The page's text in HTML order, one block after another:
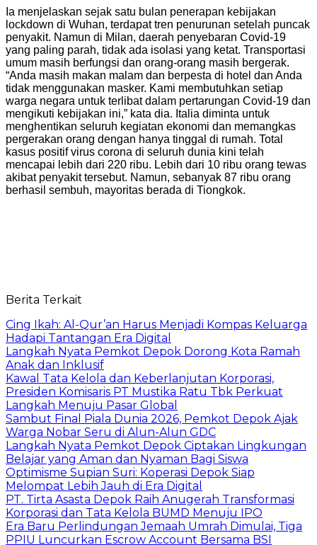
Ia menjelaskan sejak satu bulan penerapan kebijakan
lockdown di Wuhan, terdapat tren penurunan setelah puncak
penyakit. Namun di Milan, daerah penyebaran Covid-19
yang paling parah, tidak ada isolasi yang ketat. Transportasi
umum masih berfungsi dan orang-orang masih bergerak.
“Anda masih makan malam dan berpesta di hotel dan Anda
tidak menggunakan masker. Kami membutuhkan setiap
warga negara untuk terlibat dalam pertarungan Covid-19 dan
mengikuti kebijakan ini,” kata dia. Italia diminta untuk
menghentikan seluruh kegiatan ekonomi dan memangkas
pergerakan orang dengan hanya tinggal di rumah. Total
kasus positif virus corona di seluruh dunia kini telah
mencapai lebih dari 220 ribu. Lebih dari 10 ribu orang tewas
akibat penyakit tersebut. Namun, sebanyak 87 ribu orang
berhasil sembuh, mayoritas berada di Tiongkok.
Berita Terkait
Cing Ikah: Al-Qur’an Harus Menjadi Kompas Keluarga
Hadapi Tantangan Era Digital
Langkah Nyata Pemkot Depok Dorong Kota Ramah
Anak dan Inklusif
Kawal Tata Kelola dan Keberlanjutan Korporasi,
Presiden Komisaris PT Mustika Ratu Tbk Perkuat
Langkah Menuju Pasar Global
Sambut Final Piala Dunia 2026, Pemkot Depok Ajak
Warga Nobar Seru di Alun-Alun GDC
Langkah Nyata Pemkot Depok Ciptakan Lingkungan
Belajar yang Aman dan Nyaman Bagi Siswa
Optimisme Supian Suri: Koperasi Depok Siap
Melompat Lebih Jauh di Era Digital
PT. Tirta Asasta Depok Raih Anugerah Transformasi
Korporasi dan Tata Kelola BUMD Menuju IPO
Era Baru Perlindungan Jemaah Umrah Dimulai, Tiga
PPIU Luncurkan Escrow Account Bersama BSI